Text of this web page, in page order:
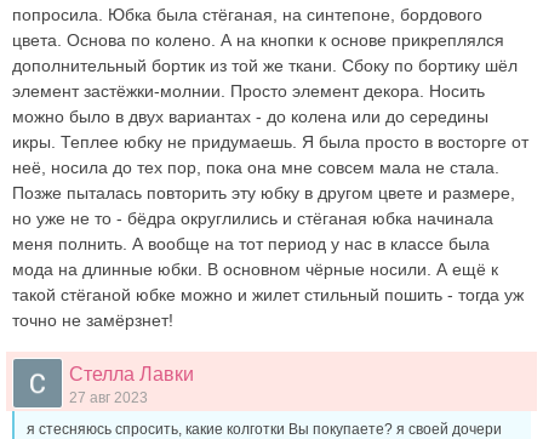
попросила. Юбка была стёганая, на синтепоне, бордового
цвета. Основа по колено. А на кнопки к основе прикреплялся
дополнительный бортик из той же ткани. Сбоку по бортику шёл
элемент застёжки-молнии. Просто элемент декора. Носить
можно было в двух вариантах - до колена или до середины
икры. Теплее юбку не придумаешь. Я была просто в восторге от
неё, носила до тех пор, пока она мне совсем мала не стала.
Позже пыталась повторить эту юбку в другом цвете и размере,
но уже не то - бёдра округлились и стёганая юбка начинала
меня полнить. А вообще на тот период у нас в классе была
мода на длинные юбки. В основном чёрные носили. А ещё к
такой стёганой юбке можно и жилет стильный пошить - тогда уж
точно не замёрзнет!
Стелла Лавки
27 авг 2023
я стесняюсь спросить, какие колготки Вы покупаете? я своей дочери